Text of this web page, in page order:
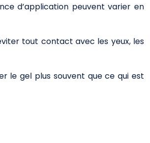
d’application peuvent varier en
tout contact avec les yeux, les
le gel plus souvent que ce qui est